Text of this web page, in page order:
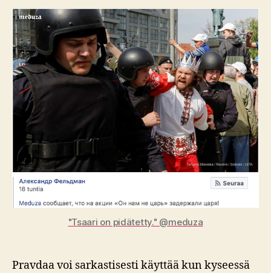
"Tsaari on pidätetty." @meduza
Pravdaa voi sarkastisesti käyttää kun kyseessä